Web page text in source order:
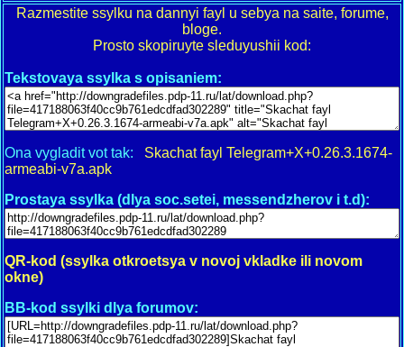
Razmestite ssylku na dannyi fayl u sebya na saite, forume,
bloge.
Prosto skopiruyte sleduyushii kod:
Tekstovaya ssylka s opisaniem:
Ona vygladit vot tak: Skachat fayl Telegram+X+0.26.3.1674-
armeabi-v7a.apk
Prostaya ssylka (dlya soc.setei, messendzherov i t.d):
QR-kod (ssylka otkroetsya v novoj vkladke ili novom
okne)
BB-kod ssylki dlya forumov: